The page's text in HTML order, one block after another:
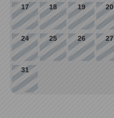
17 18 19 20
24 25 26 27
31